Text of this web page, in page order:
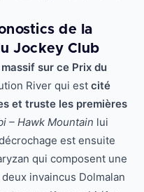
de la
Jockey Club
sur ce Prix du
River qui est cité
et truste les premières
– Hawk Mountain lui
est ensuite
qui composent une
invaincus Dolmalan